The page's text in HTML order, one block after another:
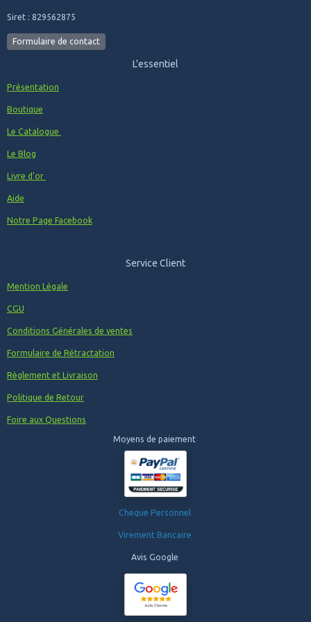
Siret : 829562875
Formulaire de contact
L'essentiel
Présentation
Boutique
Le Catalogue
Le Blog
Livre d'or
Aide
Notre Page Facebook
Service Client
Mention Légale
CGU
Conditions Générales de ventes
Formulaire de Rétractation
Règlement et Livraison
Politique de Retour
Foire aux Questions
Moyens de paiement
Cheque Personnel
Virement Bancaire
Avis Google